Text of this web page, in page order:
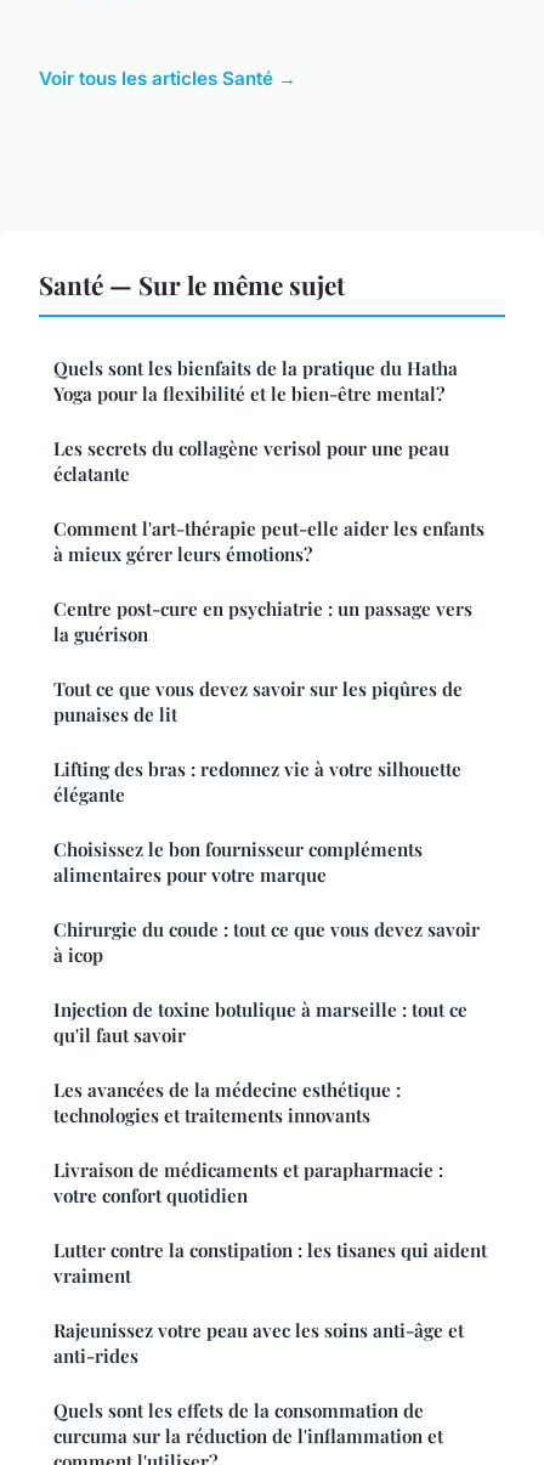
Voir tous les articles Santé →
Santé — Sur le même sujet
Quels sont les bienfaits de la pratique du Hatha
Yoga pour la flexibilité et le bien-être mental?
Les secrets du collagène verisol pour une peau
éclatante
Comment l'art-thérapie peut-elle aider les enfants
à mieux gérer leurs émotions?
Centre post-cure en psychiatrie : un passage vers
la guérison
Tout ce que vous devez savoir sur les piqûres de
punaises de lit
Lifting des bras : redonnez vie à votre silhouette
élégante
Choisissez le bon fournisseur compléments
alimentaires pour votre marque
Chirurgie du coude : tout ce que vous devez savoir
à icop
Injection de toxine botulique à marseille : tout ce
qu'il faut savoir
Les avancées de la médecine esthétique :
technologies et traitements innovants
Livraison de médicaments et parapharmacie :
votre confort quotidien
Lutter contre la constipation : les tisanes qui aident
vraiment
Rajeunissez votre peau avec les soins anti-âge et
anti-rides
Quels sont les effets de la consommation de
curcuma sur la réduction de l'inflammation et